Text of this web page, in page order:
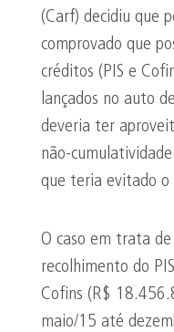
(Carf) decidiu que
comprovado que
créditos (PIS e
lançados no auto
deveria ter
não-
que teria evitado o
O caso em trata
recolhimento do
Cofins (R$
maio/15 até